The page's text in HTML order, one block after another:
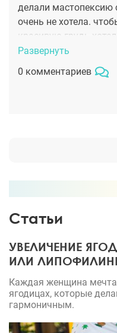
делали мастопексию
очень не хотела.
красивую грудь
Сейчас я рада, что
аккуратные,
посветлели, думаю,
Развернуть
0 комментариев
Статьи
УВЕЛИЧЕНИЕ
ИЛИ
Каждая женщина
ягодицах, которые
гармоничным.